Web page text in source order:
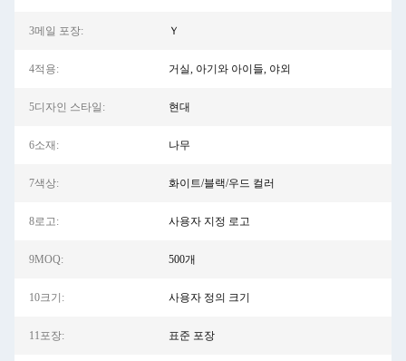
3메일 포장: Ｙ
4적용: 거실, 아기와 아이들, 야외
5디자인 스타일: 현대
6소재: 나무
7색상: 화이트/블랙/우드 컬러
8로고: 사용자 지정 로고
9MOQ: 500개
10크기: 사용자 정의 크기
11포장: 표준 포장